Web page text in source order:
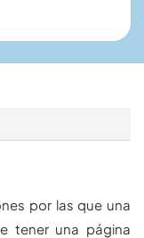
por las que una
tener una página